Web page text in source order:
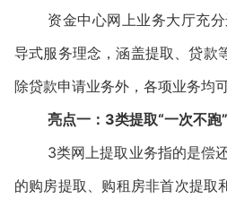
资金中心网上业务大厅充
导式服务理念，涵盖提取、贷款
除贷款申请业务外，各项业务均
亮点一：3类提取“一次不跑
3类网上提取业务指的是偿
的购房提取、购租房非首次提取